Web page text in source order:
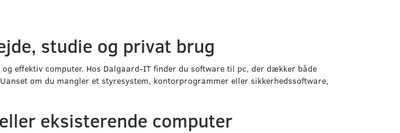
studie og privat brug
effektiv computer. Hos Dalgaard-IT finder du software til pc, der dækker både
om du mangler et styresystem, kontorprogrammer eller sikkerhedssoftware,
eksisterende computer